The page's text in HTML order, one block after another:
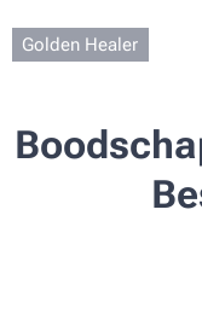
Golden Healer